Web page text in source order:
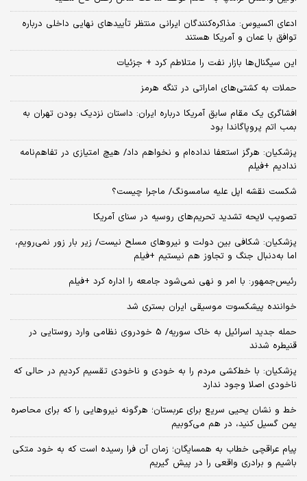
ادعای اکسیوس: مذاکره‌کنندگان ایرانی منتظر تأییدهای نهایی داخلی درباره
توافق با عمان و آمریکا هستند
این سیگنال‌ها بازار نفت را متلاطم کرد + جزئیات
حملات به کشتی‌های اماراتی در تنگه هرمز
افشاگری یک مقام سابق آمریکا درباره ایران: داستان نزدیک بودن تهران به
بمب اتم پروپاگاندا بود
پزشکیان: هرگز استعفا نداده‌ام و نخواهم داد/ هیچ امتیازی در تفاهم‌نامه
ندادیم +فیلم
شکست نقشه اپل علیه سامسونگ/ ماجرا چیست؟
تصویب لایحه تشدید تحریم‌های روسیه در سنای آمریکا
پزشکیان: شکافی بین دولت و نیروهای مسلح نیست/ زیر بار زور نمی‌رویم،
اما به‌دنبال جنگ و تجاوز هم نیستیم +فیلم
رئیس‌جمهور: با امر و نهی نمی‌شود جامعه را اداره کرد +فیلم
خواننده پیشکسوت موسیقی ایران بستری شد
حمله جدید اسرائیل به خاک سوریه/ 5 خودروی نظامی وارد روستایی در
قنیطره شدند
پزشکیان: با خط‌کشی مردم را به خودی و ناخودی تقسیم کردیم در حالی که
ناخودی اصلا وجود ندارد
خط و نشان یحیی سریع برای عربستان؛ هرگونه نیروهایی را که برای محاصره
یمن گسیل کنید، در هم می‌کوبیم
پیام عراقچی خطاب به همسایگان؛ زمان آن فرا رسیده است که به خود متکی
باشیم و برادری واقعی را در پیش گیریم